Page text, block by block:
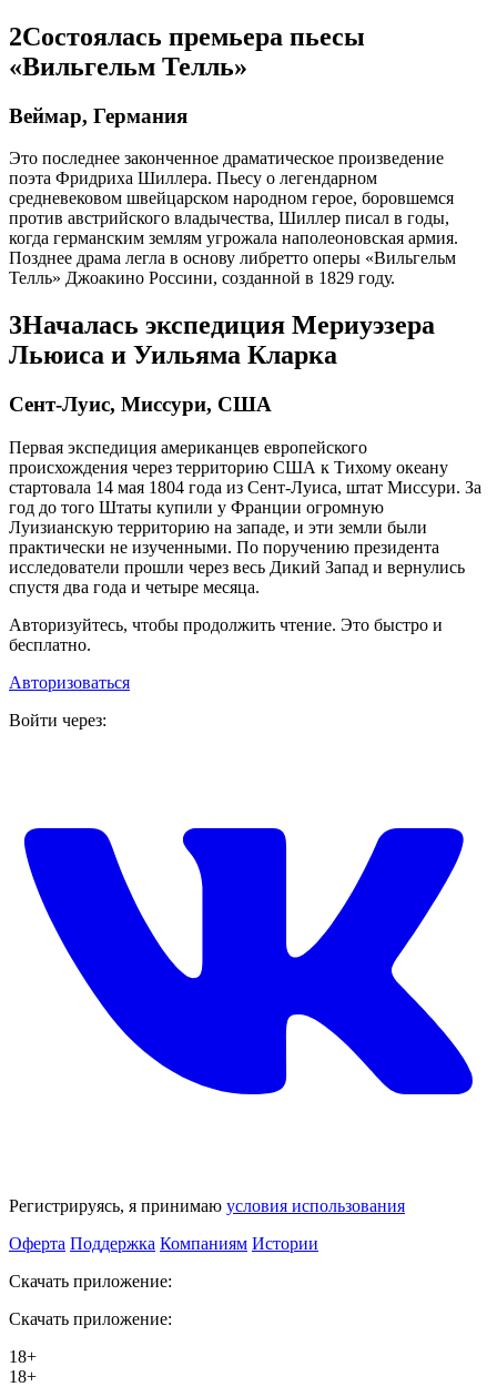
2Состоялась премьера пьесы
«Вильгельм Телль»
Веймар, Германия
Это последнее законченное драматическое произведение
поэта Фридриха Шиллера. Пьесу о легендарном
средневековом швейцарском народном герое, боровшемся
против австрийского владычества, Шиллер писал в годы,
когда германским землям угрожала наполеоновская армия.
Позднее драма легла в основу либретто оперы «Вильгельм
Телль» Джоакино Россини, созданной в 1829 году.
3Началась экспедиция Мериуэзера
Льюиса и Уильяма Кларка
Сент-Луис, Миссури, США
Первая экспедиция американцев европейского
происхождения через территорию США к Тихому океану
стартовала 14 мая 1804 года из Сент-Луиса, штат Миссури. За
год до того Штаты купили у Франции огромную
Луизианскую территорию на западе, и эти земли были
практически не изученными. По поручению президента
исследователи прошли через весь Дикий Запад и вернулись
спустя два года и четыре месяца.
Авторизуйтесь, чтобы продолжить чтение. Это быстро и
бесплатно.
Авторизоваться
Войти через:
Регистрируясь, я принимаю условия использования
Оферта Поддержка Компаниям Истории
Скачать приложение:
Скачать приложение:
18+
18+